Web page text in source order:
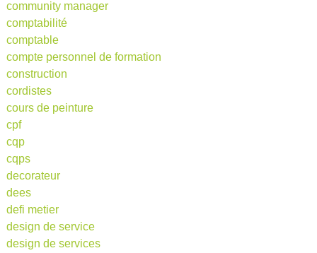
community manager
comptabilité
comptable
compte personnel de formation
construction
cordistes
cours de peinture
cpf
cqp
cqps
decorateur
dees
defi metier
design de service
design de services